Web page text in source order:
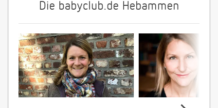
Die babyclub.de Hebammen